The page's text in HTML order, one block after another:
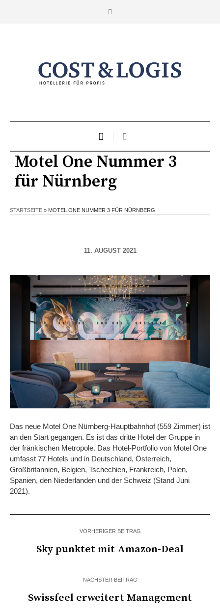
Motel One Nummer 3
für Nürnberg
STARTSEITE » MOTEL ONE NUMMER 3 FÜR NÜRNBERG
11. AUGUST 2021
Das neue Motel One Nürnberg-Hauptbahnhof (559 Zimmer) ist
an den Start gegangen. Es ist das dritte Hotel der Gruppe in
der fränkischen Metropole. Das Hotel-Portfolio von Motel One
umfasst 77 Hotels und in Deutschland, Österreich,
Großbritannien, Belgien, Tschechien, Frankreich, Polen,
Spanien, den Niederlanden und der Schweiz (Stand Juni
2021).
VORHERIGER BEITRAG
Sky punktet mit Amazon-Deal
NÄCHSTER BEITRAG
Swissfeel erweitert Management